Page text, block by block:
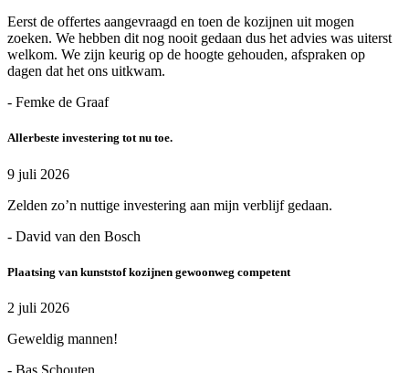
Eerst de offertes aangevraagd en toen de kozijnen uit mogen
zoeken. We hebben dit nog nooit gedaan dus het advies was uiterst
welkom. We zijn keurig op de hoogte gehouden, afspraken op
dagen dat het ons uitkwam.
- Femke de Graaf
Allerbeste investering tot nu toe.
9 juli 2026
Zelden zo’n nuttige investering aan mijn verblijf gedaan.
- David van den Bosch
Plaatsing van kunststof kozijnen gewoonweg competent
2 juli 2026
Geweldig mannen!
- Bas Schouten